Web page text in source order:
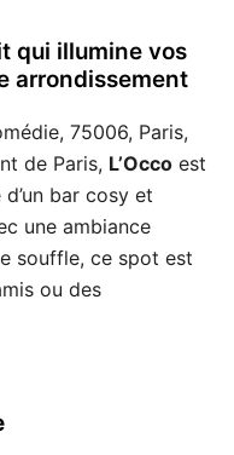
qui illumine vos
arrondissement
75006, Paris,
de Paris, L’Occo est
bar cosy et
une ambiance
souffle, ce spot est
ou des